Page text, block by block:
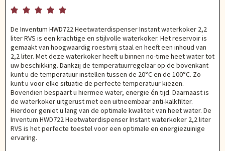
    
De Inventum HWD722 Heetwaterdispenser Instant waterkoker 2,2
liter RVS is een krachtige en stijlvolle waterkoker. Het reservoir is
gemaakt van hoogwaardig roestvrij staal en heeft een inhoud van
2,2 liter. Met deze waterkoker heeft u binnen no-time heet water tot
uw beschikking. Dankzij de temperatuurregelaar op de bovenkant
kunt u de temperatuur instellen tussen de 20°C en de 100°C. Zo
kunt u voor elke situatie de perfecte temperatuur kiezen.
Bovendien bespaart u hiermee water, energie én tijd. Daarnaast is
de waterkoker uitgerust met een uitneembaar anti-kalkfilter.
Hierdoor geniet u lang van de optimale kwaliteit van heet water. De
Inventum HWD722 Heetwaterdispenser Instant waterkoker 2,2 liter
RVS is het perfecte toestel voor een optimale en energiezuinige
ervaring.